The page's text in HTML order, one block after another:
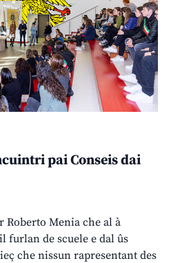
pai Conseis dai
Roberto Menia che al à
furlan de scuele e dal ûs
che nissun rapresentant des